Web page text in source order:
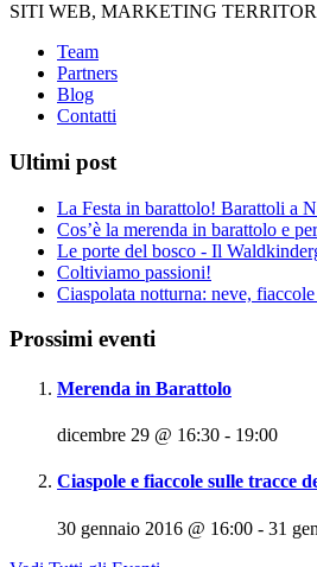
SITI WEB, MARKETING
Team
Partners
Blog
Contatti
Ultimi post
La Festa in barattolo! Barattoli a
Cos’è la merenda in barattolo e
Le porte del bosco - Il
Coltiviamo passioni!
Ciaspolata notturna: neve,
Prossimi eventi
Merenda in Barattolo
dicembre 29 @ 16:30 - 19:00
Ciaspole e fiaccole sulle tracce
30 gennaio 2016 @ 16:00 - 31